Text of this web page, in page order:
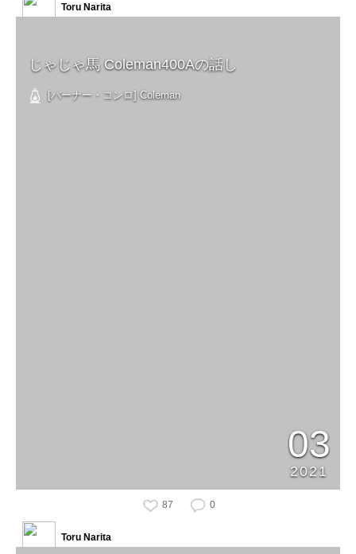
じゃじゃ馬 Coleman400Aの話し
[バーナー・コンロ] Coleman
03
2021
Toru Narita
87 0
Toru Narita